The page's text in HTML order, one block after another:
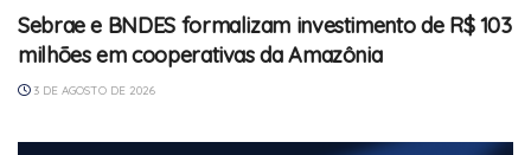
Sebrae e BNDES formalizam investimento de R$ 103
milhões em cooperativas da Amazônia
3 DE AGOSTO DE 2026